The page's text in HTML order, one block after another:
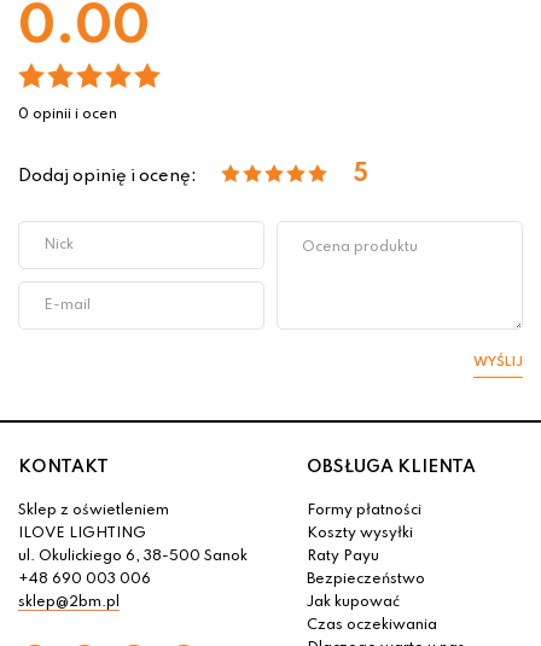
0.00
0 opinii i ocen
Dodaj opinię i ocenę: 5
WYŚLIJ
KONTAKT
Sklep z oświetleniem
ILOVE LIGHTING
ul. Okulickiego 6, 38-500 Sanok
+48 690 003 006
sklep@2bm.pl
OBSŁUGA KLIENTA
Formy płatności
Koszty wysyłki
Raty Payu
Bezpieczeństwo
Jak kupować
Czas oczekiwania